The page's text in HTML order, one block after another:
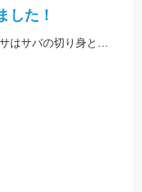
した！
常連のユーイチ様より釣果情報いただきました！エサはサバの切り身とイカタンを使用。